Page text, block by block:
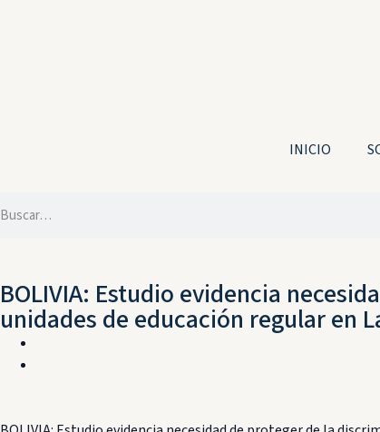
INICIO
BOLIVIA: Estudio evidencia
unidades de educación regular en